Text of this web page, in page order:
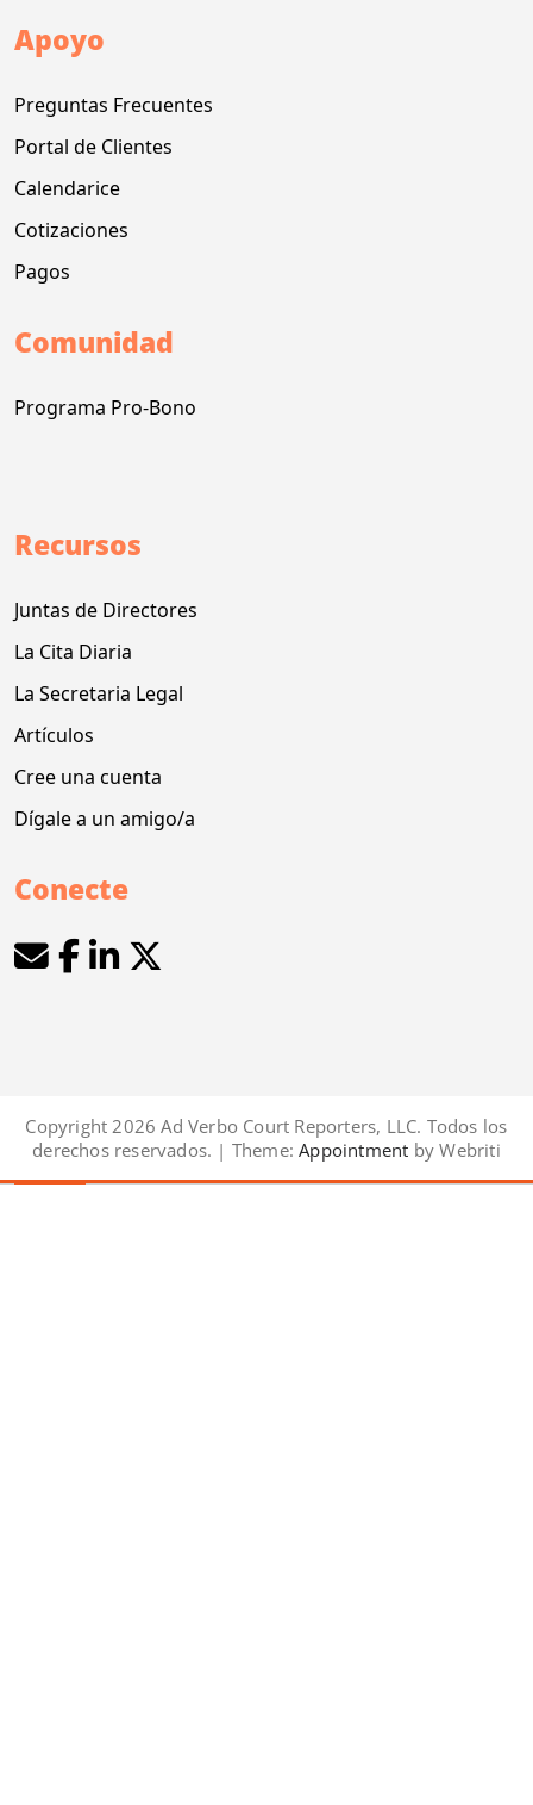
Apoyo
Preguntas Frecuentes
Portal de Clientes
Calendarice
Cotizaciones
Pagos
Comunidad
Programa Pro-Bono
Recursos
Juntas de Directores
La Cita Diaria
La Secretaria Legal
Artículos
Cree una cuenta
Dígale a un amigo/a
Conecte
Copyright 2026 Ad Verbo Court Reporters, LLC. Todos los
derechos reservados. | Theme: Appointment by Webriti